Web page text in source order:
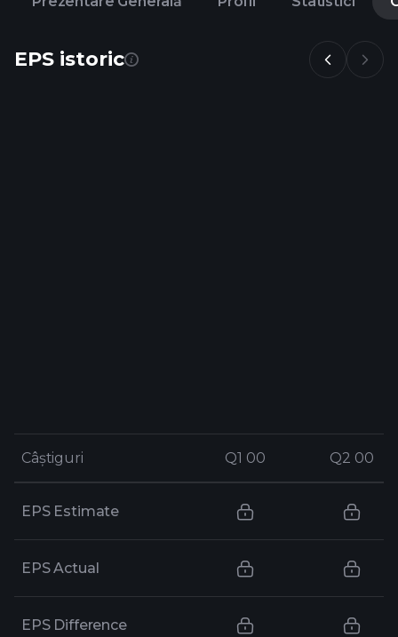
EPS istoric
Câștiguri Q1 00 Q2 00
Câștiguri Q1 00 Q2 00
EPS Estimate
EPS Actual
EPS Difference